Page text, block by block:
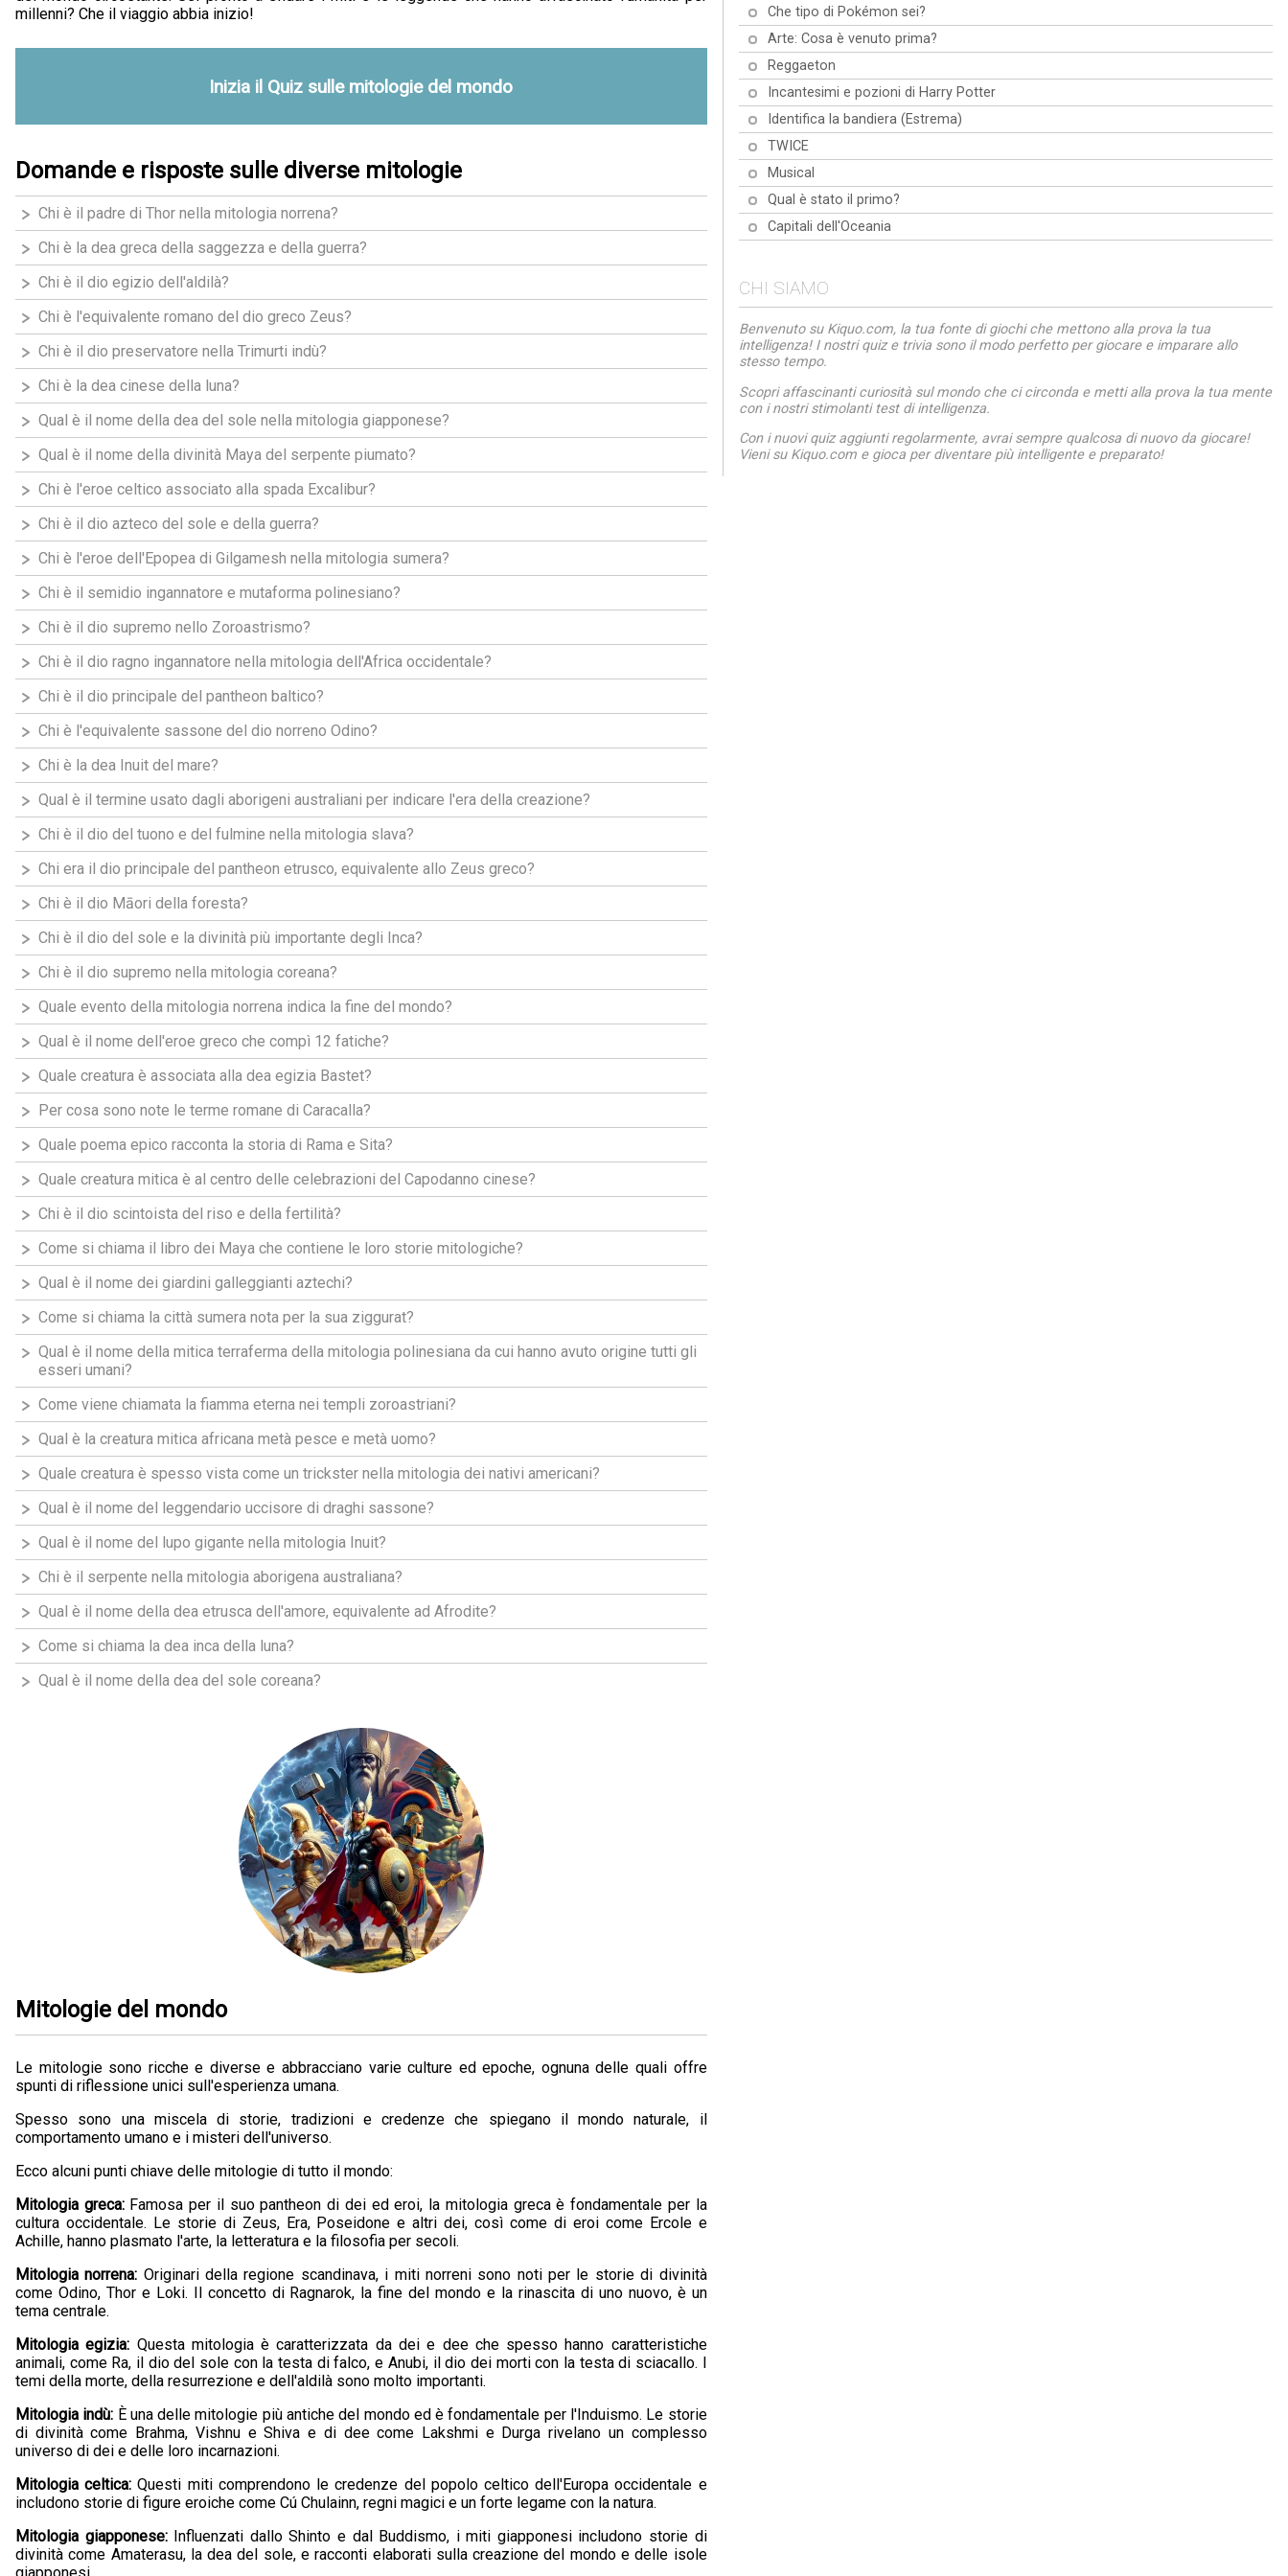
millenni? Che il viaggio abbia inizio!
Inizia il Quiz sulle mitologie del mondo
Domande e risposte sulle diverse mitologie
Chi è il padre di Thor nella mitologia norrena?
Chi è la dea greca della saggezza e della guerra?
Chi è il dio egizio dell'aldilà?
Chi è l'equivalente romano del dio greco Zeus?
Chi è il dio preservatore nella Trimurti indù?
Chi è la dea cinese della luna?
Qual è il nome della dea del sole nella mitologia giapponese?
Qual è il nome della divinità Maya del serpente piumato?
Chi è l'eroe celtico associato alla spada Excalibur?
Chi è il dio azteco del sole e della guerra?
Chi è l'eroe dell'Epopea di Gilgamesh nella mitologia sumera?
Chi è il semidio ingannatore e mutaforma polinesiano?
Chi è il dio supremo nello Zoroastrismo?
Chi è il dio ragno ingannatore nella mitologia dell'Africa occidentale?
Chi è il dio principale del pantheon baltico?
Chi è l'equivalente sassone del dio norreno Odino?
Chi è la dea Inuit del mare?
Qual è il termine usato dagli aborigeni australiani per indicare l'era della creazione?
Chi è il dio del tuono e del fulmine nella mitologia slava?
Chi era il dio principale del pantheon etrusco, equivalente allo Zeus greco?
Chi è il dio Māori della foresta?
Chi è il dio del sole e la divinità più importante degli Inca?
Chi è il dio supremo nella mitologia coreana?
Quale evento della mitologia norrena indica la fine del mondo?
Qual è il nome dell'eroe greco che compì 12 fatiche?
Quale creatura è associata alla dea egizia Bastet?
Per cosa sono note le terme romane di Caracalla?
Quale poema epico racconta la storia di Rama e Sita?
Quale creatura mitica è al centro delle celebrazioni del Capodanno cinese?
Chi è il dio scintoista del riso e della fertilità?
Come si chiama il libro dei Maya che contiene le loro storie mitologiche?
Qual è il nome dei giardini galleggianti aztechi?
Come si chiama la città sumera nota per la sua ziggurat?
Qual è il nome della mitica terraferma della mitologia polinesiana da cui hanno avuto origine tutti gli
esseri umani?
Come viene chiamata la fiamma eterna nei templi zoroastriani?
Qual è la creatura mitica africana metà pesce e metà uomo?
Quale creatura è spesso vista come un trickster nella mitologia dei nativi americani?
Qual è il nome del leggendario uccisore di draghi sassone?
Qual è il nome del lupo gigante nella mitologia Inuit?
Chi è il serpente nella mitologia aborigena australiana?
Qual è il nome della dea etrusca dell'amore, equivalente ad Afrodite?
Come si chiama la dea inca della luna?
Qual è il nome della dea del sole coreana?
Mitologie del mondo
Le mitologie sono ricche e diverse e abbracciano varie culture ed epoche, ognuna delle quali offre
spunti di riflessione unici sull'esperienza umana.
Spesso sono una miscela di storie, tradizioni e credenze che spiegano il mondo naturale, il
comportamento umano e i misteri dell'universo.
Ecco alcuni punti chiave delle mitologie di tutto il mondo:
Mitologia greca: Famosa per il suo pantheon di dei ed eroi, la mitologia greca è fondamentale per la
cultura occidentale. Le storie di Zeus, Era, Poseidone e altri dei, così come di eroi come Ercole e
Achille, hanno plasmato l'arte, la letteratura e la filosofia per secoli.
Mitologia norrena: Originari della regione scandinava, i miti norreni sono noti per le storie di divinità
come Odino, Thor e Loki. Il concetto di Ragnarok, la fine del mondo e la rinascita di uno nuovo, è un
tema centrale.
Mitologia egizia: Questa mitologia è caratterizzata da dei e dee che spesso hanno caratteristiche
animali, come Ra, il dio del sole con la testa di falco, e Anubi, il dio dei morti con la testa di sciacallo. I
temi della morte, della resurrezione e dell'aldilà sono molto importanti.
Mitologia indù: È una delle mitologie più antiche del mondo ed è fondamentale per l'Induismo. Le storie
di divinità come Brahma, Vishnu e Shiva e di dee come Lakshmi e Durga rivelano un complesso
universo di dei e delle loro incarnazioni.
Mitologia celtica:Questi miti comprendono le credenze del popolo celtico dell'Europa occidentale e
includono storie di figure eroiche come Cú Chulainn, regni magici e un forte legame con la natura.
Mitologia giapponese:Influenzati dallo Shinto e dal Buddismo, i miti giapponesi includono storie di
divinità come Amaterasu, la dea del sole, e racconti elaborati sulla creazione del mondo e delle isole
Che tipo di Pokémon sei?
Arte: Cosa è venuto prima?
Reggaeton
Incantesimi e pozioni di Harry Potter
Identifica la bandiera (Estrema)
TWICE
Musical
Qual è stato il primo?
Capitali dell'Oceania
CHI SIAMO
Benvenuto su Kiquo.com, la tua fonte di giochi che mettono alla prova la tua
intelligenza! I nostri quiz e trivia sono il modo perfetto per giocare e imparare allo
stesso tempo.
Scopri affascinanti curiosità sul mondo che ci circonda e metti alla prova la tua mente
con i nostri stimolanti test di intelligenza.
Con i nuovi quiz aggiunti regolarmente, avrai sempre qualcosa di nuovo da giocare!
Vieni su Kiquo.com e gioca per diventare più intelligente e preparato!